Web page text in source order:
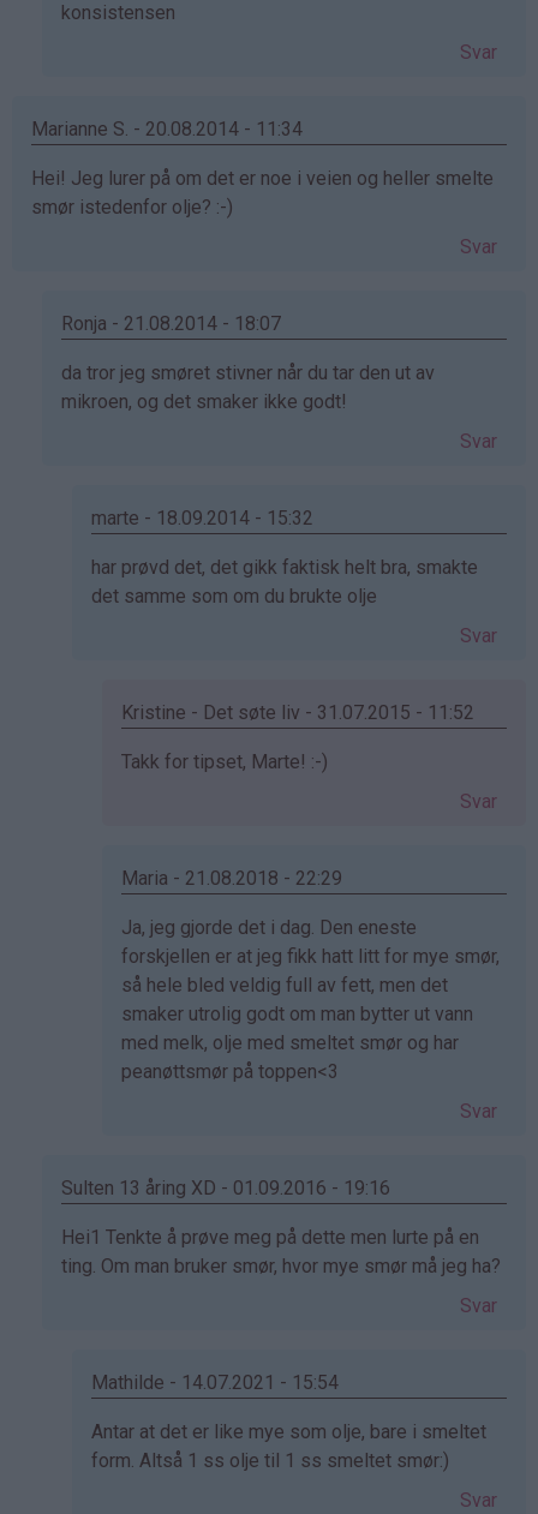
Linn
konsistensen
Svar
Marianne S. - 20.08.2014 - 11:34
Hei! Jeg lurer på om det er noe i veien og heller smelte
smør istedenfor olje? :-)
Svar
Ronja - 21.08.2014 - 18:07
Som
svar
bekreftet)
da tror jeg smøret stivner når du tar den ut av
mikroen, og det smaker ikke godt!
Svar
marte - 18.09.2014 - 15:32
Som
svar
(ikke
har prøvd det, det gikk faktisk helt bra, smakte
det samme som om du brukte olje
Svar
Kristine - Det søte liv - 31.07.2015 - 11:52
Som
marte
bekreftet)
Takk for tipset, Marte! :-)
Svar
Maria - 21.08.2018 - 22:29
Som
svar
på
av
marte
(ikke
Ja, jeg gjorde det i dag. Den eneste
forskjellen er at jeg fikk hatt litt for mye smør,
så hele bled veldig full av fett, men det
smaker utrolig godt om man bytter ut vann
med melk, olje med smeltet smør og har
peanøttsmør på toppen<3
Svar
Sulten 13 åring XD - 01.09.2016 - 19:16
Som
svar
bekreftet)
Hei1 Tenkte å prøve meg på dette men lurte på en
ting. Om man bruker smør, hvor mye smør må jeg ha?
Svar
Mathilde - 14.07.2021 - 15:54
Som
svar
Antar at det er like mye som olje, bare i smeltet
form. Altså 1 ss olje til 1 ss smeltet smør:)
Svar